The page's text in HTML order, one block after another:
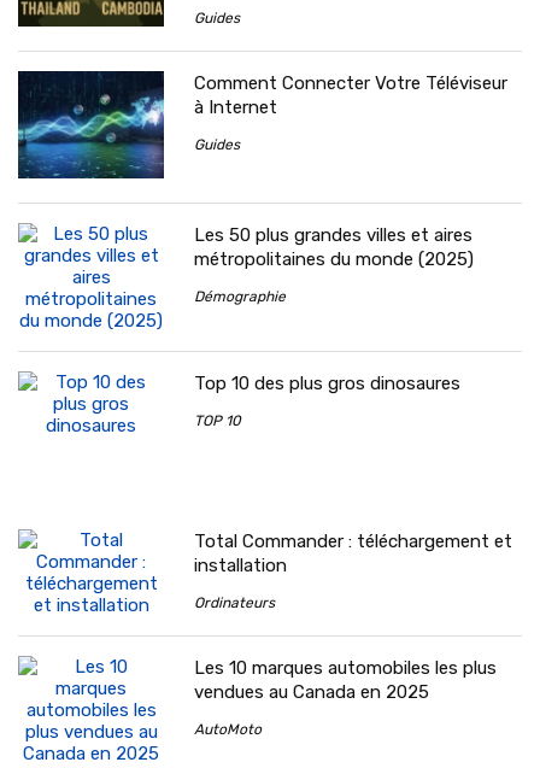
Guides
Comment Connecter Votre Téléviseur
à Internet
Guides
Les 50 plus grandes villes et aires
métropolitaines du monde (2025)
Démographie
Top 10 des plus gros dinosaures
TOP 10
Total Commander : téléchargement et
installation
Ordinateurs
Les 10 marques automobiles les plus
vendues au Canada en 2025
AutoMoto